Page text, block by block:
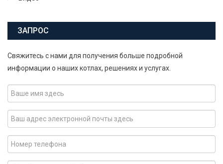
ЗАПРОС
Свяжитесь с нами для получения больше подробной
информации о наших котлах, решениях и услугах.